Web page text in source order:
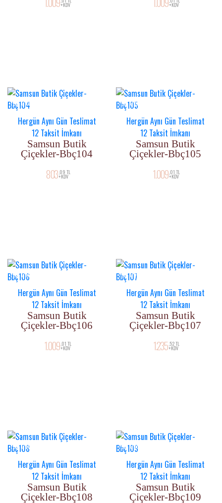
+KDV +KDV
YENI ÜRÜN
Hergün Aynı Gün Teslimat
12 Taksit İmkanı
Samsun Butik
Çiçekler-Bbç104
803 ,09 TL
+KDV
YENI ÜRÜN
Hergün Aynı Gün Teslimat
12 Taksit İmkanı
Samsun Butik
Çiçekler-Bbç105
1.009 ,01 TL
+KDV
YENI ÜRÜN
Hergün Aynı Gün Teslimat
12 Taksit İmkanı
Samsun Butik
Çiçekler-Bbç106
1.009 ,01 TL
+KDV
YENI ÜRÜN
Hergün Aynı Gün Teslimat
12 Taksit İmkanı
Samsun Butik
Çiçekler-Bbç107
1.235 ,52 TL
+KDV
YENI ÜRÜN
Hergün Aynı Gün Teslimat
12 Taksit İmkanı
Samsun Butik
Çiçekler-Bbç108
YENI ÜRÜN
Hergün Aynı Gün Teslimat
12 Taksit İmkanı
Samsun Butik
Çiçekler-Bbç109